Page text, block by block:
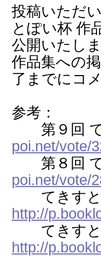
投稿いただ
とぽい杯 作
公開いたし
作品集への
了までにコ
参考：
第９回
poi.net/vote/
第８回
poi.net/vote/
てきすと
http://
てきすと
http://